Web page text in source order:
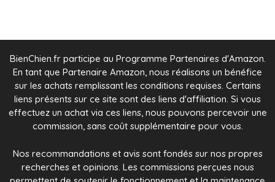
BienChien.fr participe au Programme Partenaires d'Amazon.
En tant que Partenaire Amazon, nous réalisons un bénéfice
sur les achats remplissant les conditions requises. Certains
liens présents sur ce site sont des liens d'affiliation. Si vous
effectuez un achat via ces liens, nous pouvons percevoir une
commission, sans coût supplémentaire pour vous.
Nos recommandations et avis sont fondés sur nos propres
recherches et opinions. Les commissions perçues nous